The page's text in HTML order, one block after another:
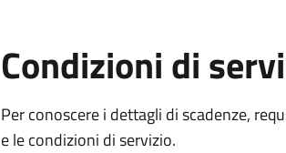
Condizioni di
Per conoscere i dettagli di scadenze,
e le condizioni di servizio.